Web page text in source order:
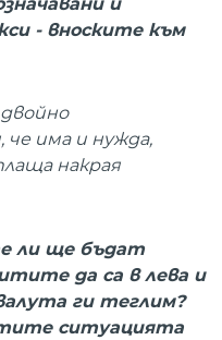
- вноските към
че има и нужда,
накрая
ли ще бъдат
да са в лева и
ги теглим?
ситуацията